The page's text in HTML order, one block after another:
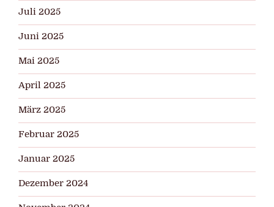
Juli 2025
Juni 2025
Mai 2025
April 2025
März 2025
Februar 2025
Januar 2025
Dezember 2024